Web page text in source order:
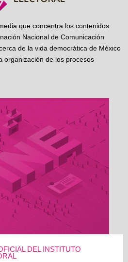
que concentra los contenidos
Nacional de Comunicación
de la vida democrática de México
organización de los procesos
DEL INSTITUTO